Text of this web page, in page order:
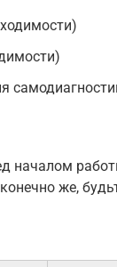
началом
же,